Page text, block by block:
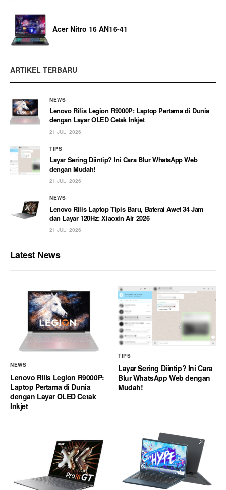
Acer Nitro 16 AN16-41
ARTIKEL TERBARU
NEWS
Lenovo Rilis Legion R9000P: Laptop Pertama di Dunia
dengan Layar OLED Cetak Inkjet
21 JULI 2026
TIPS
Layar Sering Diintip? Ini Cara Blur WhatsApp Web
dengan Mudah!
21 JULI 2026
NEWS
Lenovo Rilis Laptop Tipis Baru, Baterai Awet 34 Jam
dan Layar 120Hz: Xiaoxin Air 2026
21 JULI 2026
Latest News
NEWS
Lenovo Rilis Legion R9000P:
Laptop Pertama di Dunia
dengan Layar OLED Cetak
Inkjet
TIPS
Layar Sering Diintip? Ini Cara
Blur WhatsApp Web dengan
Mudah!